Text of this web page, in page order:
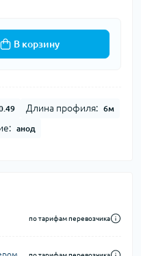
В корзину
Длина профиля: 6м
анод
по тарифам перевозчика